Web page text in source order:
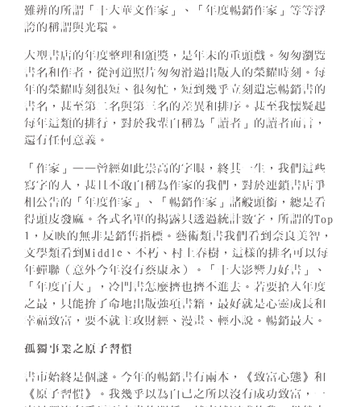
難辨的所謂「十大華文作家」、「年度暢銷作家」等等浮
誇的稱謂與光環。
大型書店的年度整理和頒獎，是年末的重頭戲。匆匆瀏覽
書名和作者，從河道照片匆匆滑過出版人的榮耀時刻。每
年的榮耀時刻很短、很匆忙，短到幾乎立刻遺忘暢銷書的
書名，甚至第二名與第三名的差異和排序。甚至我懷疑起
每年這類的排行，對於我輩自稱為「讀者」的讀者而言，
還有任何意義。
「作家」——曾經如此崇高的字眼，終其一生，我們這些
寫字的人，甚且不敢自稱為作家的我們，對於連鎖書店爭
相公告的「年度作家」、「暢銷作家」諸般頭銜，總是看
得頭皮發麻。各式名單的揭露只透過統計數字，所謂的Top
1，反映的無非是銷售指標。藝術類書我們看到奈良美智，
文學類看到Middle、不朽、村上春樹，這樣的排名可以每
年蟬聯（意外今年沒有蔡康永）。「十大影響力好書」、
「年度百大」，冷門書怎麼擠也擠不進去。若要搶入年度
之最，只能拚了命地出版強項書籍，最好就是心靈成長和
幸福致富，要不就主攻財經、漫畫、輕小說。暢銷最大。
孤獨事業之原子習慣
書市始終是個謎。今年的暢銷書有兩本，《致富心態》和
《原子習慣》。我幾乎以為自己之所以沒有成功致富，一